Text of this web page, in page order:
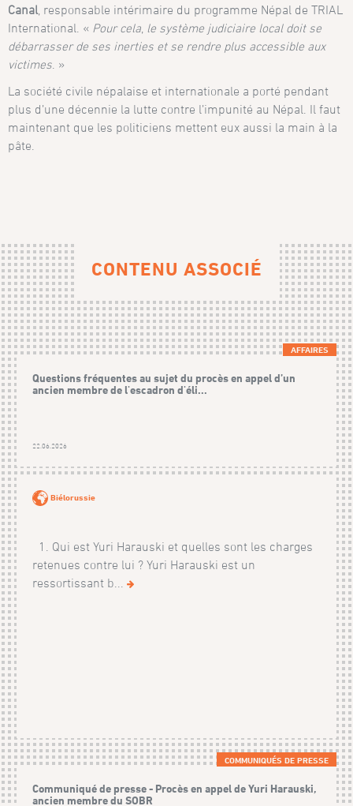
Canal , responsable intérimaire du programme Népal de TRIAL
International. « Pour cela le système judiciaire local doit se
débarrasser de ses inerties et se rendre plus accessible aux
victimes . »
La société civile népalaise et internationale a porté pendant
plus d’une décennie la lutte contre l’impunité au Népal. Il faut
maintenant que les politiciens mettent eux aussi la main à la
pâte.
CONTENU ASSOCIÉ
AFFAIRES
Questions fréquentes au sujet du procès en appel d’un
ancien membre de l'escadron d'éli...
22.06.2026
Biélorussie
1. Qui est Yuri Harauski et quelles sont les charges
retenues contre lui ? Yuri Harauski est un
ressortissant b...
COMMUNIQUÉS DE PRESSE
Communiqué de presse - Procès en appel de Yuri Harauski,
ancien membre du SOBR